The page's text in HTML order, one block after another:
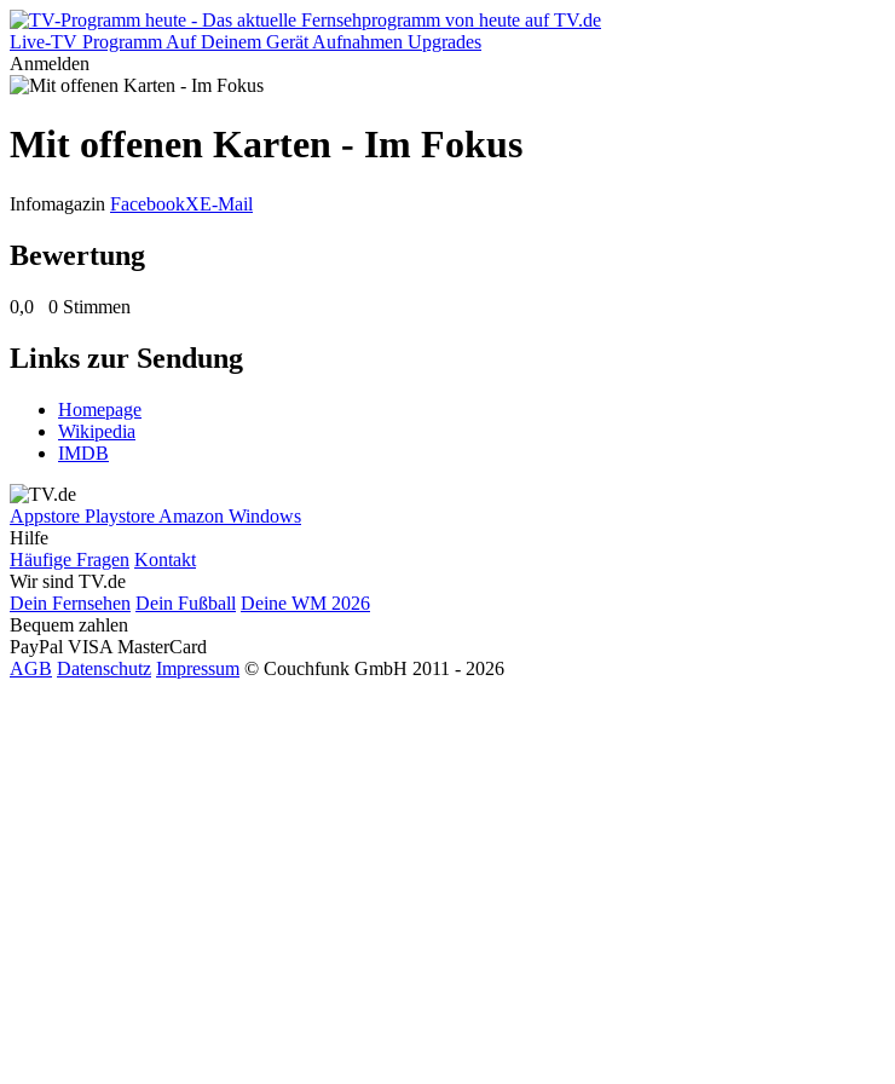
Live-TV Programm Auf Deinem Gerät Aufnahmen Upgrades
Anmelden
Mit offenen Karten - Im Fokus
Infomagazin FacebookXE-Mail
Bewertung
0,0 0 Stimmen
Links zur Sendung
Homepage
Wikipedia
IMDB
Appstore Playstore Amazon Windows
Hilfe
Häufige Fragen Kontakt
Wir sind TV.de
Dein Fernsehen Dein Fußball Deine WM 2026
Bequem zahlen
PayPal VISA MasterCard
AGB Datenschutz Impressum © Couchfunk GmbH 2011 - 2026